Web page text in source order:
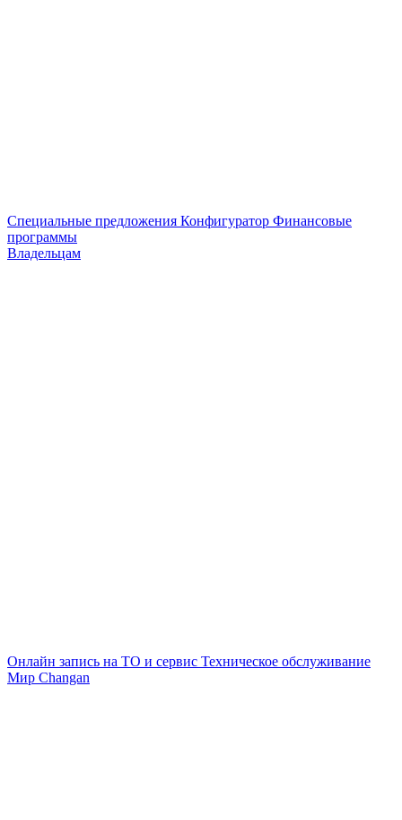
Специальные предложения Конфигуратор Финансовые
программы
Владельцам
Онлайн запись на ТО и сервис Техническое обслуживание
Мир Changan